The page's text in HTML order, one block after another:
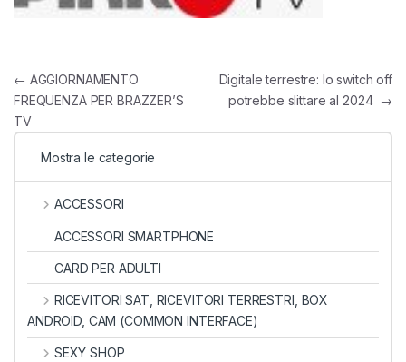
Navigazione articoli
← AGGIORNAMENTO
FREQUENZA PER BRAZZER’S
TV
Digitale terrestre: lo switch off
potrebbe slittare al 2024 →
Mostra le categorie
ACCESSORI
ACCESSORI SMARTPHONE
CARD PER ADULTI
RICEVITORI SAT, RICEVITORI TERRESTRI, BOX
ANDROID, CAM (COMMON INTERFACE)
SEXY SHOP